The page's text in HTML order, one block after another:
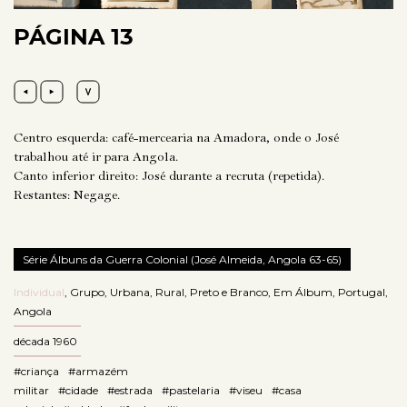
PÁGINA 13
Centro esquerda: café-mercearia na Amadora, onde o José
trabalhou até ir para Angola.
Canto inferior direito: José durante a recruta (repetida).
Restantes: Negage.
Série Álbuns da Guerra Colonial (José Almeida, Angola 63-65)
Individual, Grupo, Urbana, Rural, Preto e Branco, Em Álbum, Portugal,
Angola
década 1960
#criança
#armazém
militar
#cidade #estrada #pastelaria #viseu
#casa